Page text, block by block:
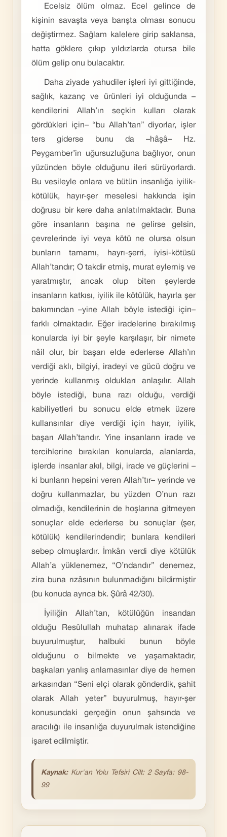
Ecelsiz ölüm olmaz. Ecel gelince de
kişinin savaşta veya barışta olması sonucu
değiştirmez. Sağlam kalelere girip saklansa,
hatta göklere çıkıp yıldızlarda otursa bile
ölüm gelip onu bulacaktır.
Daha ziyade yahudiler işleri iyi gittiğinde,
sağlık, kazanç ve ürünleri iyi olduğunda –
kendilerini Allah’ın seçkin kulları olarak
gördükleri için– “bu Allah’tan” diyorlar, işler
ters giderse bunu da –hâşâ– Hz.
Peygamber’in uğursuzluğuna bağlıyor, onun
yüzünden böyle olduğunu ileri sürüyorlardı.
Bu vesileyle onlara ve bütün insanlığa iyilik-
kötülük, hayır-şer meselesi hakkında işin
doğrusu bir kere daha anlatılmaktadır. Buna
göre insanların başına ne gelirse gelsin,
çevrelerinde iyi veya kötü ne olursa olsun
bunların tamamı, hayrı-şerri, iyisi-kötüsü
Allah’tandır; O takdir etmiş, murat eylemiş ve
yaratmıştır, ancak olup biten şeylerde
insanların katkısı, iyilik ile kötülük, hayırla şer
bakımından –yine Allah böyle istediği için–
farklı olmaktadır. Eğer iradelerine bırakılmış
konularda iyi bir şeyle karşılaşır, bir nimete
nâil olur, bir başarı elde ederlerse Allah’ın
verdiği aklı, bilgiyi, iradeyi ve gücü doğru ve
yerinde kullanmış oldukları anlaşılır. Allah
böyle istediği, buna razı olduğu, verdiği
kabiliyetleri bu sonucu elde etmek üzere
kullansınlar diye verdiği için hayır, iyilik,
başarı Allah’tandır. Yine insanların irade ve
tercihlerine bırakılan konularda, alanlarda,
işlerde insanlar akıl, bilgi, irade ve güçlerini –
ki bunların hepsini veren Allah’tır– yerinde ve
doğru kullanmazlar, bu yüzden O’nun razı
olmadığı, kendilerinin de hoşlarına gitmeyen
sonuçlar elde ederlerse bu sonuçlar (şer,
kötülük) kendilerindendir; bunlara kendileri
sebep olmuşlardır. İmkân verdi diye kötülük
Allah’a yüklenemez, “O’ndandır” denemez,
zira buna rızâsının bulunmadığını bildirmiştir
(bu konuda ayrıca bk. Şûrâ 42/30).
İyiliğin Allah’tan, kötülüğün insandan
olduğu Resûlullah muhatap alınarak ifade
buyurulmuştur, halbuki bunun böyle
olduğunu o bilmekte ve yaşamaktadır,
başkaları yanlış anlamasınlar diye de hemen
arkasından “Seni elçi olarak gönderdik, şahit
olarak Allah yeter” buyurulmuş, hayır-şer
konusundaki gerçeğin onun şahsında ve
aracılığı ile insanlığa duyurulmak istendiğine
işaret edilmiştir.
Kaynak: Kur'an Yolu Tefsiri Cilt: 2 Sayfa: 98-
99